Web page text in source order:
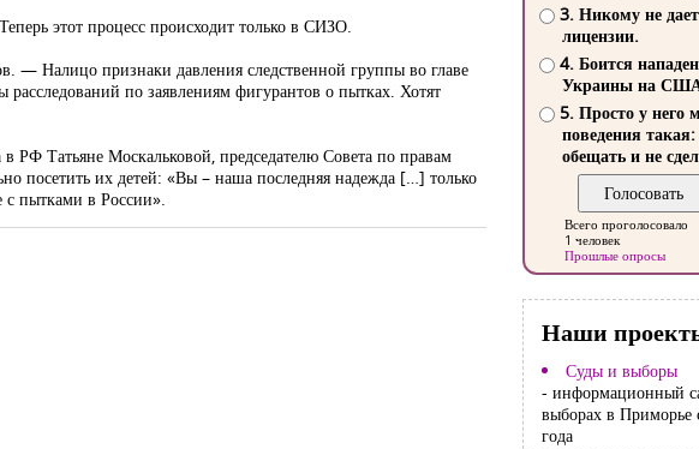
этот процесс происходит только в СИЗО.
— Налицо признаки давления следственной группы во главе
расследований по заявлениям фигурантов о пытках. Хотят
РФ Татьяне Москальковой, председателю Совета по правам
посетить их детей: «Вы – наша последняя надежда […] только
пытками в России».
3. Никому не
лицензии.
4. Боится
Украины на
5. Просто у него
поведения такая:
обещать и не
Всего проголосовало
1 человек
Прошлые опросы
Наши
Суды и выборы
- информационный
выборах в Приморье
года